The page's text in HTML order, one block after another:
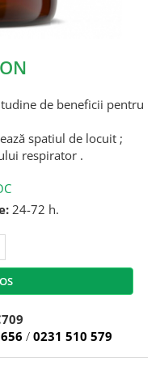
de beneficii pentru
spatiul de locuit ;
respirator .
24-72 h.
/ 0231 510 579